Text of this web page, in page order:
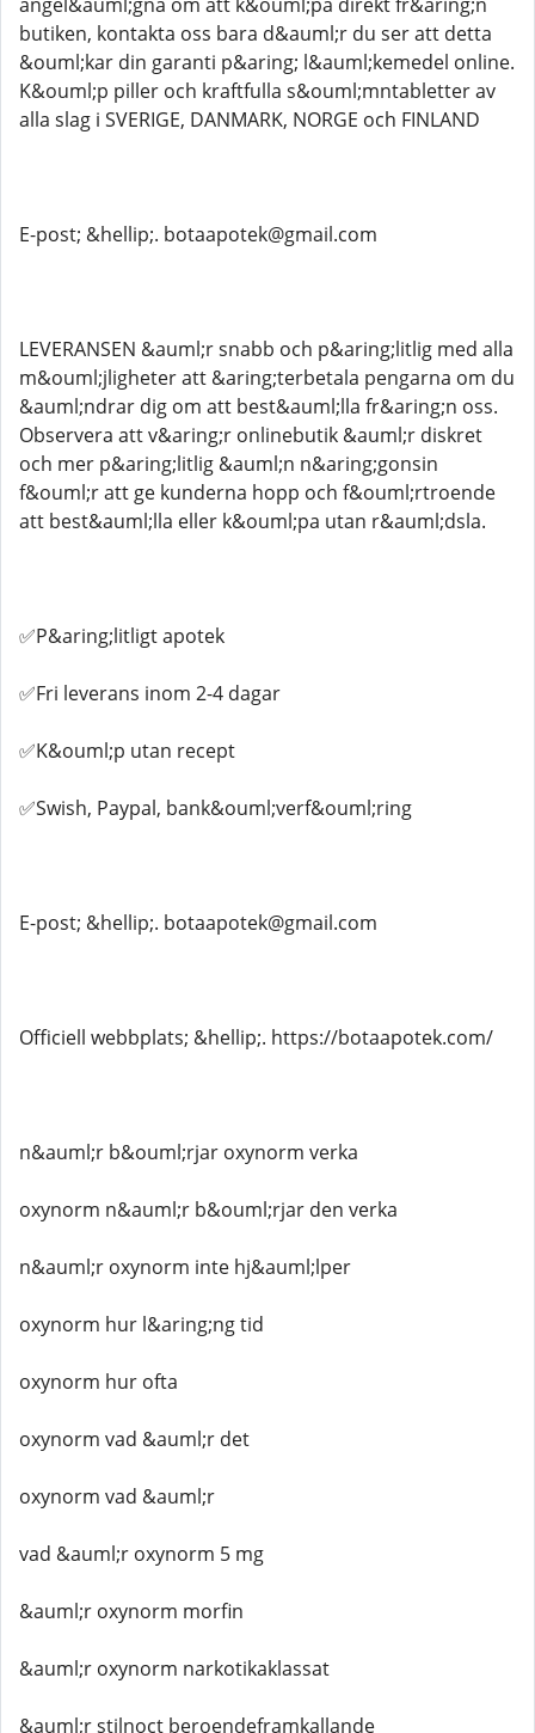
butiken, kontakta oss bara d&auml;r du ser att detta
&ouml;kar din garanti p&aring; l&auml;kemedel online.
K&ouml;p piller och kraftfulla s&ouml;mntabletter av
alla slag i SVERIGE, DANMARK, NORGE och FINLAND
E-post; &hellip;. botaapotek@gmail.com
LEVERANSEN &auml;r snabb och p&aring;litlig med alla
m&ouml;jligheter att &aring;terbetala pengarna om du
&auml;ndrar dig om att best&auml;lla fr&aring;n oss.
Observera att v&aring;r onlinebutik &auml;r diskret
och mer p&aring;litlig &auml;n n&aring;gonsin
f&ouml;r att ge kunderna hopp och f&ouml;rtroende
att best&auml;lla eller k&ouml;pa utan r&auml;dsla.
✅P&aring;litligt apotek
✅Fri leverans inom 2-4 dagar
✅K&ouml;p utan recept
✅Swish, Paypal, bank&ouml;verf&ouml;ring
E-post; &hellip;. botaapotek@gmail.com
Officiell webbplats; &hellip;. https://botaapotek.com/
n&auml;r b&ouml;rjar oxynorm verka
oxynorm n&auml;r b&ouml;rjar den verka
n&auml;r oxynorm inte hj&auml;lper
oxynorm hur l&aring;ng tid
oxynorm hur ofta
oxynorm vad &auml;r det
oxynorm vad &auml;r
vad &auml;r oxynorm 5 mg
&auml;r oxynorm morfin
&auml;r oxynorm narkotikaklassat
&auml;r stilnoct beroendeframkallande